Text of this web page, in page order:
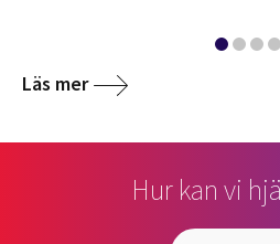
Läs mer
Hur kan vi